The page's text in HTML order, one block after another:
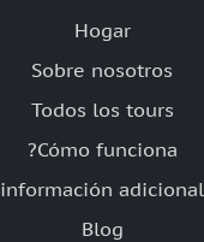
Hogar
Sobre nosotros
Todos los tours
?Cómo funciona
información adicional
Blog